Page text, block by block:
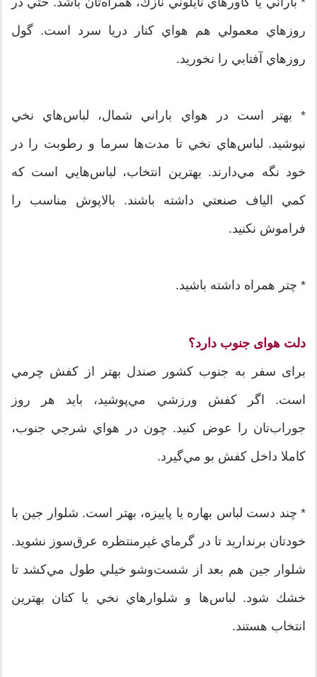
روزهاي معمولي هم هواي كنار دريا سرد است. گول
روزهاي آفتابي را نخوريد.
* بهتر است در هواي باراني شمال، لباس‌هاي نخي
نپوشيد. لباس‌هاي نخي تا مدت‌ها سرما و رطوبت را در
خود نگه مي‌دارند. بهترين انتخاب، لباس‌هايي است كه
كمي الياف صنعتي داشته باشند. بالاپوش مناسب را
فراموش نكنيد.
* چتر همراه داشته باشيد.
دلت هوای جنوب دارد؟
برای سفر به جنوب کشور صندل بهتر از كفش چرمي
است. اگر كفش ورزشي مي‌پوشيد، بايد هر روز
جوراب‌تان را عوض كنيد. چون در هواي شرجي جنوب،
كاملا داخل كفش بو مي‌گيرد.
* چند دست لباس بهاره يا پاييزه، بهتر است. شلوار جين با
خودتان برنداريد تا در گرماي غيرمنتظره عرق‌سوز نشويد.
شلوار جين هم بعد از شست‌وشو خيلي طول مي‌كشد تا
خشك شود. لباس‌ها و شلوارهاي نخي يا كتان بهترين
انتخاب هستند.